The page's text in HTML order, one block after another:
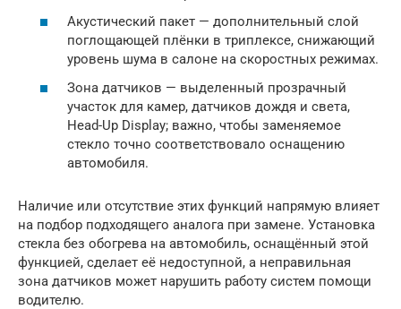
Акустический пакет — дополнительный слой
поглощающей плёнки в триплексе, снижающий
уровень шума в салоне на скоростных режимах.
Зона датчиков — выделенный прозрачный
участок для камер, датчиков дождя и света,
Head-Up Display; важно, чтобы заменяемое
стекло точно соответствовало оснащению
автомобиля.
Наличие или отсутствие этих функций напрямую влияет
на подбор подходящего аналога при замене. Установка
стекла без обогрева на автомобиль, оснащённый этой
функцией, сделает её недоступной, а неправильная
зона датчиков может нарушить работу систем помощи
водителю.